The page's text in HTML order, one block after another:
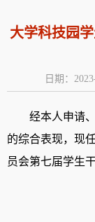
大学科技园
日期：
经本人申请
的综合表现，现
员会第七届学生